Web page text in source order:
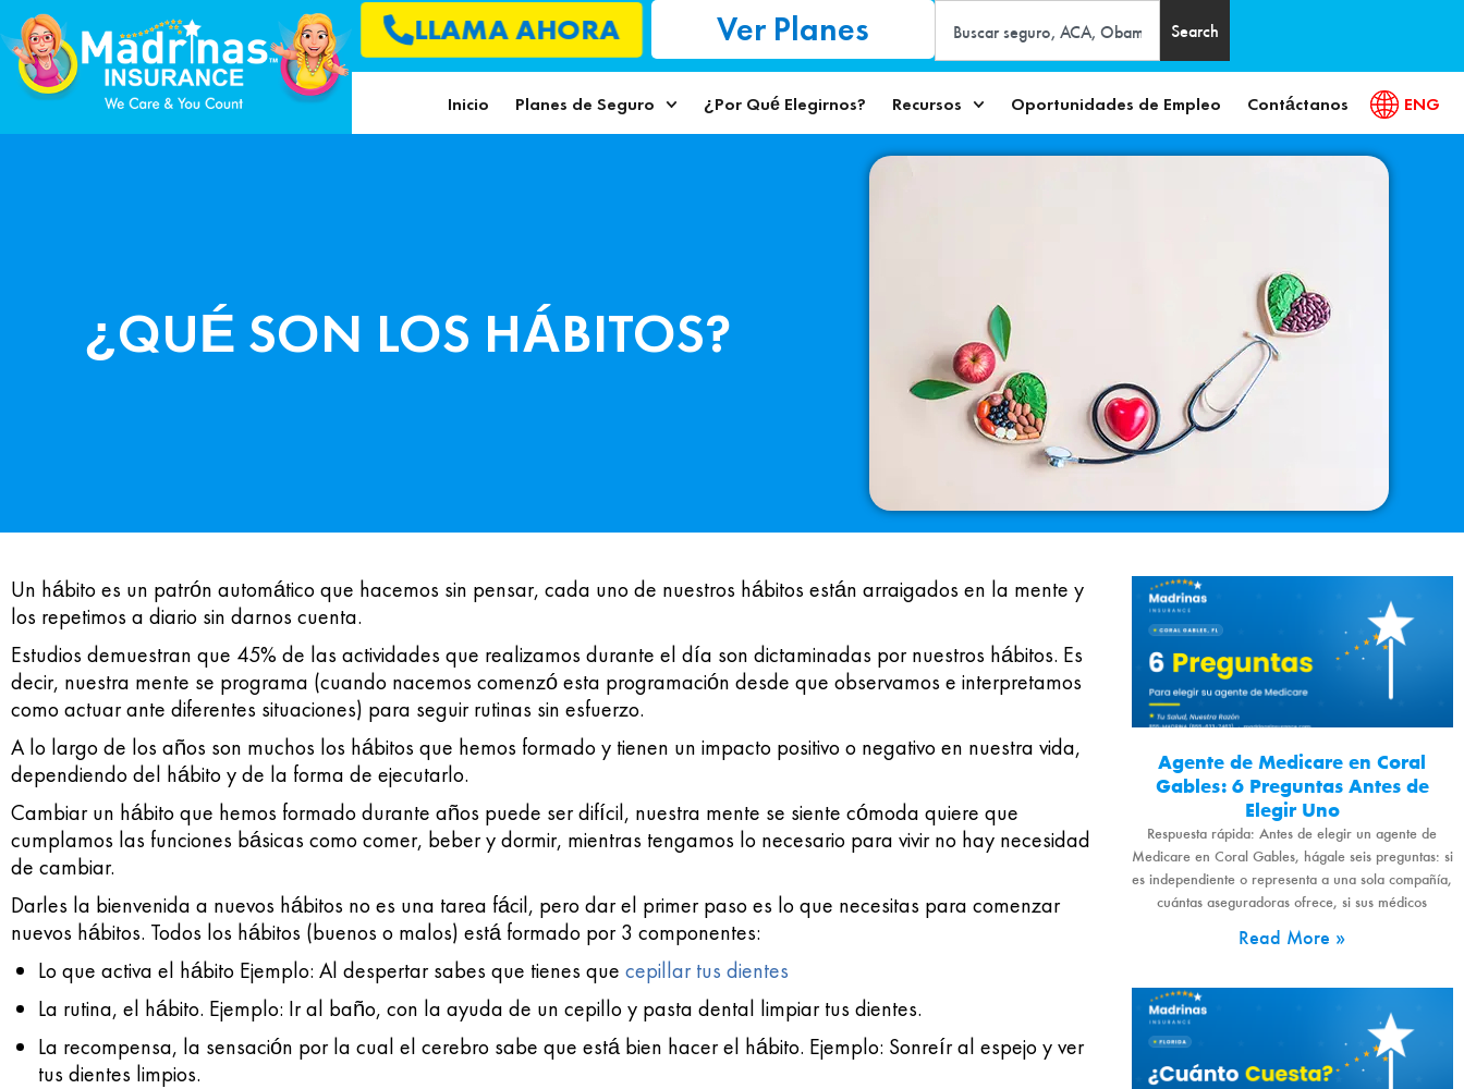
LLAMA AHORA Ver Planes Search
Inicio Planes de Seguro ¿Por Qué Elegirnos? Recursos Oportunidades de Empleo Contáctanos ENG
¿QUÉ SON LOS HÁBITOS?
Un hábitoes un patrón automático que hacemos sin pensar, cada uno de nuestros hábitos están arraigados en la mente y
los repetimos a diario sin darnos cuenta.
Estudios demuestran que 45% de las actividades que realizamos durante el día son dictaminadas por nuestros hábitos. Es
decir, nuestra mente se programa (cuando nacemos comenzó esta programación desde que observamos e interpretamos
como actuar ante diferentes situaciones) para seguir rutinas sin esfuerzo.
A lo largo de los años son muchos los hábitos que hemos formado y tienen un impacto positivo o negativo en nuestra vida,
dependiendo del hábitoy de la forma de ejecutarlo.
Cambiar un hábitoque hemos formado durante años puede ser difícil, nuestra mente se siente cómoda quiere que
cumplamos las funciones básicas como comer, beber y dormir, mientras tengamos lo necesario para vivir no hay necesidad
de cambiar.
Darles la bienvenida a nuevos hábitos no es una tarea fácil, pero dar el primer paso es lo que necesitas para comenzar
nuevos hábitos. Todos los hábitos (buenos o malos) está formado por 3 componentes:
Lo que activa el hábito Ejemplo: Al despertar sabes que tienes que cepillar tus dientes
La rutina, el hábito. Ejemplo: Ir al baño, con la ayuda de un cepillo y pasta dental limpiar tus dientes.
La recompensa, la sensación por la cual el cerebro sabe que está bien hacer el hábito. Ejemplo: Sonreír al espejo y ver
tus dientes limpios.
Agente de Medicare en Coral
Gables: 6 Preguntas Antes de
Elegir Uno
Respuesta rápida: Antes de elegir un agente de
Medicare en Coral Gables, hágale seis preguntas: si
es independiente o representa a una sola compañía,
cuántas aseguradoras ofrece, si sus médicos
Read More »